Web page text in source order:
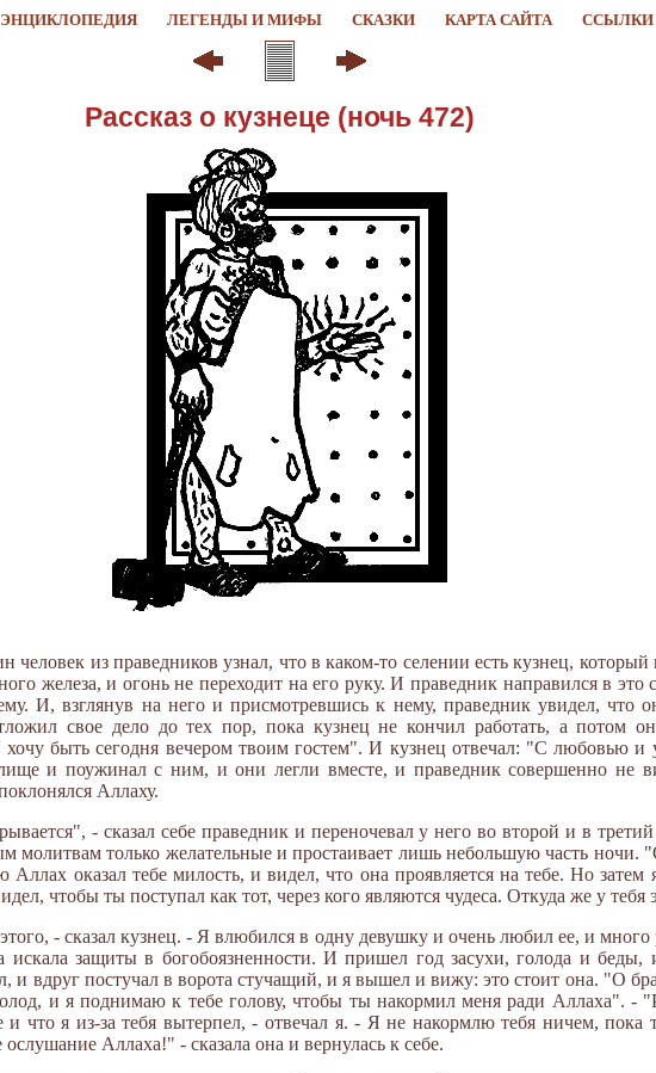
ЭНЦИКЛОПЕДИЯ ЛЕГЕНДЫ И МИФЫ СКАЗКИ КАРТА САЙТА ССЫЛКИ
Рассказ о кузнеце (ночь 472)
человек из праведников узнал, что в каком-то селении есть кузнец, который
железа, и огонь не переходит на его руку. И праведник направился в это
И, взглянув на него и присмотревшись к нему, праведник увидел, что
свое дело до тех пор, пока кузнец не кончил работать, а потом
хочу быть сегодня вечером твоим гостем". И кузнец отвечал: "С любовью и
и поужинал с ним, и они легли вместе, и праведник совершенно не
Аллаху.
- сказал себе праведник и переночевал у него во второй и в
молитвам только желательные и простаивает лишь небольшую часть ночи.
оказал тебе милость, и видел, что она проявляется на тебе. Но затем
чтобы ты поступал как тот, через кого являются чудеса. Откуда же у тебя
- сказал кузнец. - Я влюбился в одну девушку и очень любил ее, и много
искала защиты в богобоязненности. И пришел год засухи, голода и
и вдруг постучал в ворота стучащий, и я вышел и вижу: это стоит она. "О
и я поднимаю к тебе голову, чтобы ты накормил меня ради Аллаха". -
и что я из-за тебя вытерпел, - отвечал я. - Я не накормлю тебя ничем,
Аллаха!" - сказала она и вернулась к себе.